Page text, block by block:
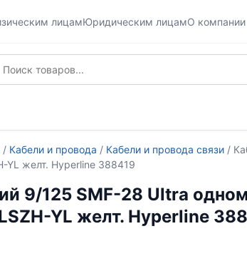
лицамЮридическим лицамО компании
/ Кабели и провода / Кабели и провода связи /
YL желт. Hyperline 388419
9/125 SMF-28 Ultra
YL желт. Hyperline